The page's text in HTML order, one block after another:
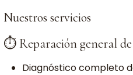
Nuestros servicios
⏱ Reparación general de
Diagnóstico completo